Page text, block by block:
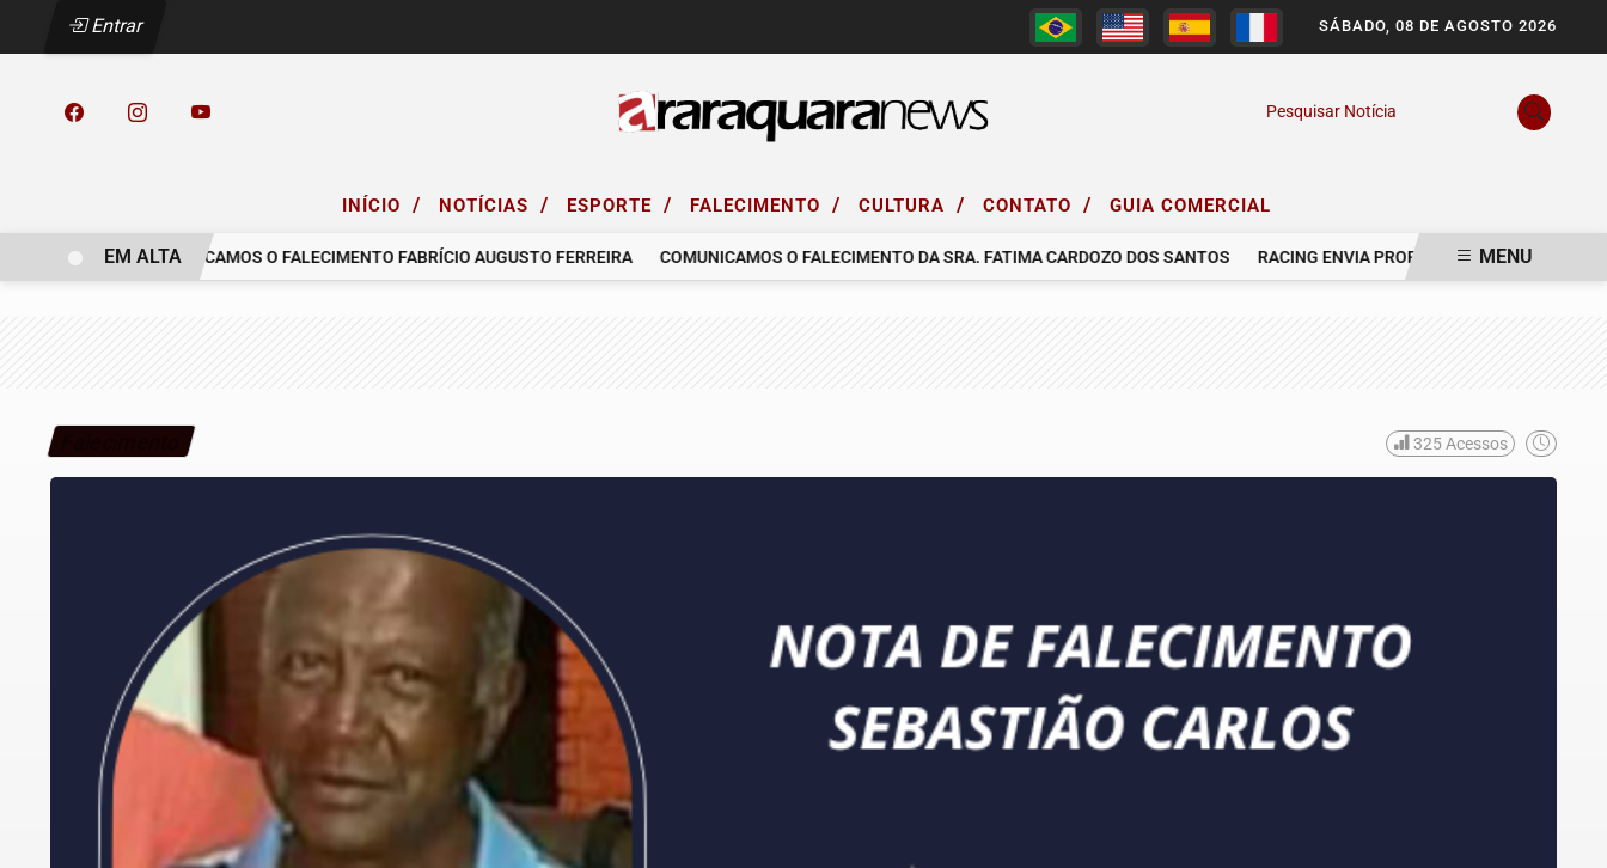
Entrar SÁBADO, 08 DE AGOSTO 2026
Pesquisar Notícia
INÍCIO / NOTÍCIAS / ESPORTE / FALECIMENTO / CULTURA / CONTATO / GUIA COMERCIAL
COMUNICAMOS O FALECIMENTO FABRÍCIO AUGUSTO FERREIRA COMUNICAMOS O FALECIMENTO DA SRA. FATIMA CARDOZO DOS SANTOS RACING ENVIA PROPOSTA AO GRÊMIO PARA
EM ALTA MENU
325Acessos